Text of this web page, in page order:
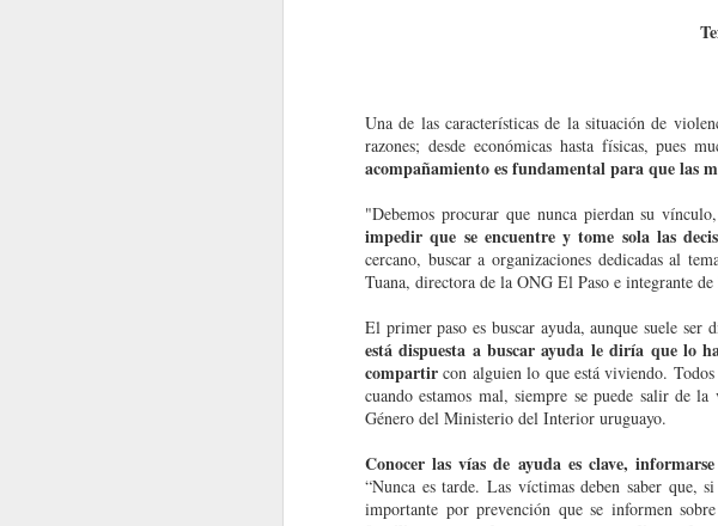
Una de las características de la situación de
razones; desde económicas hasta físicas, pues
acompañamiento es fundamental para que las
"Debemos procurar que nunca pierdan su
impedir que se encuentre y tome sola las
cercano, buscar a organizaciones dedicadas al
Tuana, directora de la ONG El Paso e integrante
El primer paso es buscar ayuda, aunque suele
está dispuesta a buscar ayuda le diría que lo
compartir con alguien lo que está viviendo.
cuando estamos mal, siempre se puede salir de
Género del Ministerio del Interior uruguayo.
Conocer las vías de ayuda es clave,
“Nunca es tarde. Las víctimas deben saber que,
importante por prevención que se informen